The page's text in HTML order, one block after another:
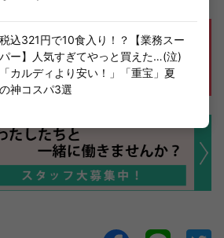
税込321円で10食入り！？【業務スー
パー】人気すぎてやっと買えた…(泣)
「カルディより安い！」「重宝」夏
の神コスパ3選